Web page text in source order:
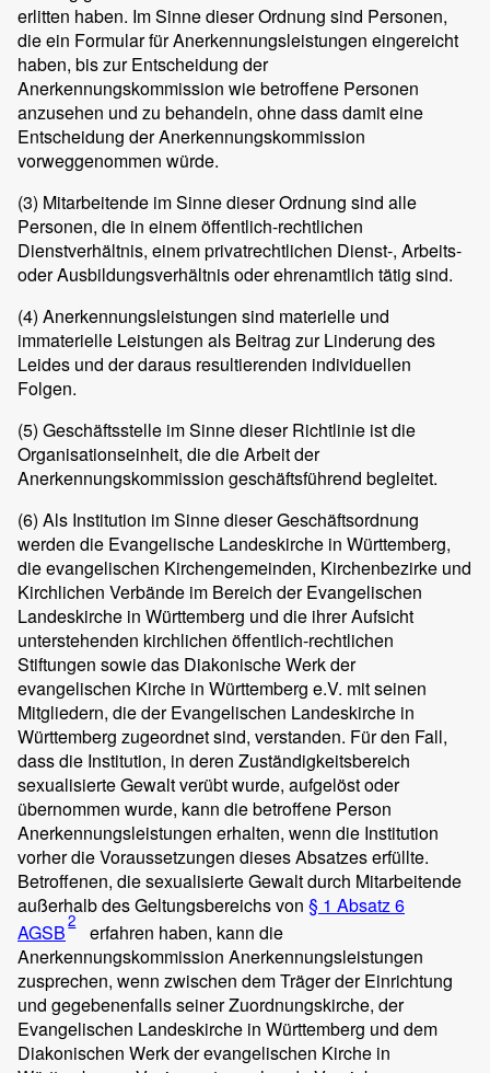
erlitten haben. Im Sinne dieser Ordnung sind Personen,
die ein Formular für Anerkennungsleistungen eingereicht
haben, bis zur Entscheidung der
Anerkennungskommission wie betroffene Personen
anzusehen und zu behandeln, ohne dass damit eine
Entscheidung der Anerkennungskommission
vorweggenommen würde.
(3) Mitarbeitende im Sinne dieser Ordnung sind alle
Personen, die in einem öffentlich-rechtlichen
Dienstverhältnis, einem privatrechtlichen Dienst-, Arbeits-
oder Ausbildungsverhältnis oder ehrenamtlich tätig sind.
(4) Anerkennungsleistungen sind materielle und
immaterielle Leistungen als Beitrag zur Linderung des
Leides und der daraus resultierenden individuellen
Folgen.
(5) Geschäftsstelle im Sinne dieser Richtlinie ist die
Organisationseinheit, die die Arbeit der
Anerkennungskommission geschäftsführend begleitet.
(6) Als Institution im Sinne dieser Geschäftsordnung
werden die Evangelische Landeskirche in Württemberg,
die evangelischen Kirchengemeinden, Kirchenbezirke und
Kirchlichen Verbände im Bereich der Evangelischen
Landeskirche in Württemberg und die ihrer Aufsicht
unterstehenden kirchlichen öffentlich-rechtlichen
Stiftungen sowie das Diakonische Werk der
evangelischen Kirche in Württemberg e.V. mit seinen
Mitgliedern, die der Evangelischen Landeskirche in
Württemberg zugeordnet sind, verstanden. Für den Fall,
dass die Institution, in deren Zuständigkeitsbereich
sexualisierte Gewalt verübt wurde, aufgelöst oder
übernommen wurde, kann die betroffene Person
Anerkennungsleistungen erhalten, wenn die Institution
vorher die Voraussetzungen dieses Absatzes erfüllte.
Betroffenen, die sexualisierte Gewalt durch Mitarbeitende
außerhalb des Geltungsbereichs von § 1 Absatz 6
AGSB2
erfahren haben, kann die
Anerkennungskommission Anerkennungsleistungen
zusprechen, wenn zwischen dem Träger der Einrichtung
und gegebenenfalls seiner Zuordnungskirche, der
Evangelischen Landeskirche in Württemberg und dem
Diakonischen Werk der evangelischen Kirche in